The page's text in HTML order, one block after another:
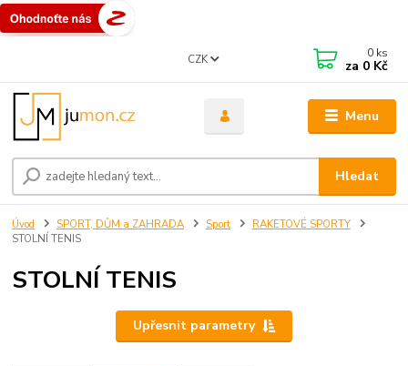
Menu
CZK
Hledat
0 ks
za 0 Kč
Úvod SPORT, DŮM a ZAHRADA Sport
RAKETOVÉ SPORTY
STOLNÍ TENIS
STOLNÍ TENIS
Upřesnit parametry